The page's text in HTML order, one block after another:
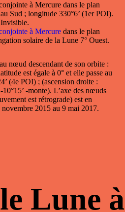
à Mercuredans le plan
Sud ; longitude 330°6’ (1er POI).
Invisible.
à Mercuredans le plan
solaire de la Lune 7° Ouest.
au nœud descendantde son orbite :
est égale à 0° et elle passe au
(4e POI) ; (ascension droite :
-monte). L’axe des nœuds
est rétrograde) est en
2015 au 9 mai 2017.
Lune à